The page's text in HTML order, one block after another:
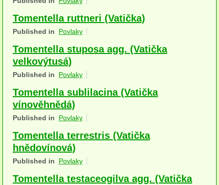
podle typu plodnic
Apothecia
mykorhizni
terestrické saprotrofní
fungikolní
šišky, plody, květy
Tomentella ruttneri (Vatička)
Published in Povlaky
Tomentella stuposa agg. (Vatička
velkovýtusá)
Published in Povlaky
Tomentella sublilacina (Vatička
vínověhnědá)
Published in Povlaky
Tomentella terrestris (Vatička
hnědovínová)
Published in Povlaky
Tomentella testaceogilva agg. (Vatička